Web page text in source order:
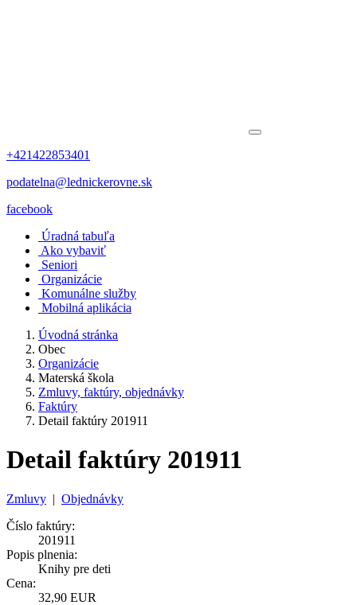
+421422853401
podatelna@lednickerovne.sk
facebook
Úradná tabuľa
Ako vybaviť
Seniori
Organizácie
Komunálne služby
Mobilná aplikácia
Úvodná stránka
Obec
Organizácie
Materská škola
Zmluvy, faktúry, objednávky
Faktúry
Detail faktúry 201911
Detail faktúry 201911
Zmluvy | Objednávky
Číslo faktúry:
201911
Popis plnenia:
Knihy pre deti
Cena:
32,90 EUR